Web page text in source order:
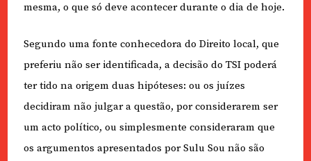
mesma, o que só deve acontecer durante o dia de hoje.
Segundo uma fonte conhecedora do Direito local, que
preferiu não ser identificada, a decisão do TSI poderá
ter tido na origem duas hipóteses: ou os juízes
decidiram não julgar a questão, por considerarem ser
um acto político, ou simplesmente consideraram que
os argumentos apresentados por Sulu Sou não são